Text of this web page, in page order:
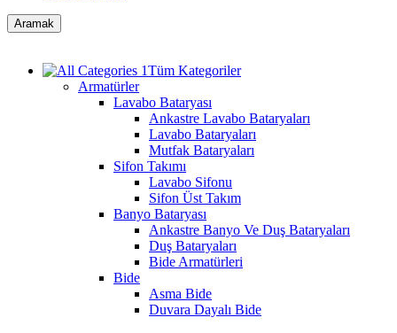
Aramak
Tüm Kategoriler
Armatürler
Lavabo Bataryası
Ankastre Lavabo Bataryaları
Lavabo Bataryaları
Mutfak Bataryaları
Sifon Takımı
Lavabo Sifonu
Sifon Üst Takım
Banyo Bataryası
Ankastre Banyo Ve Duş Bataryaları
Duş Bataryaları
Bide Armatürleri
Bide
Asma Bide
Duvara Dayalı Bide